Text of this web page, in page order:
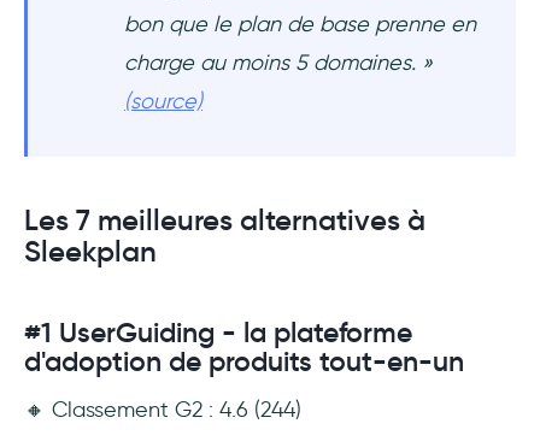
bon que le plan de base prenne en
charge au moins 5 domaines. »
(source)
Les 7 meilleures alternatives à
Sleekplan
#1 UserGuiding - la plateforme
d'adoption de produits tout-en-un
🔸 Classement G2 : 4.6 (244)